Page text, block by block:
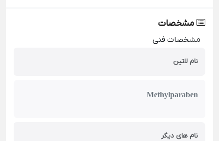
مشخصات
مشخصات فنی
نام لاتین
Methylparaben
نام های دیگر